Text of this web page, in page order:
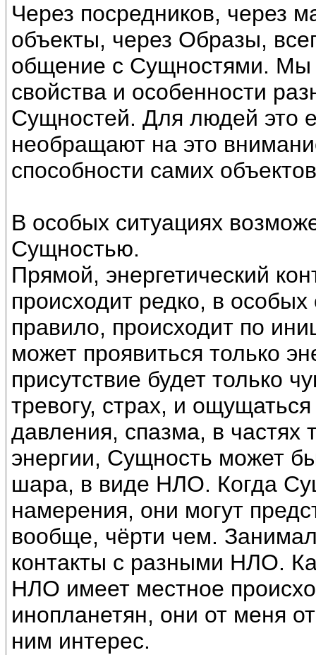
Через посредников, через
объекты, через Образы,
общение с Сущностями. Мы
свойства и особенности
Сущностей. Для людей это
необращают на это
способности самих
В особых ситуациях
Сущностью.
Прямой, энергетический
происходит редко, в
правило, происходит по
может проявиться только
присутствие будет только
тревогу, страх, и
давления, спазма, в
энергии, Сущность может
шара, в виде НЛО. Когда
намерения, они могут
вообще, чёрти чем.
контакты с разными НЛО.
НЛО имеет местное
инопланетян, они от меня
ним интерес.